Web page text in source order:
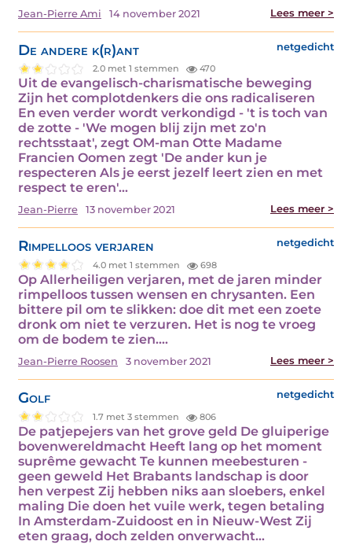
Jean-Pierre Ami 14 november 2021 Lees meer >
De andere k(r)ant netgedicht
2.0 met 1 stemmen 470
Uit de evangelisch-charismatische beweging
Zijn het complotdenkers die ons radicaliseren
En even verder wordt verkondigd - 't is toch van
de zotte - 'We mogen blij zijn met zo'n
rechtsstaat', zegt OM-man Otte Madame
Francien Oomen zegt 'De ander kun je
respecteren Als je eerst jezelf leert zien en met
respect te eren'…
Jean-Pierre 13 november 2021 Lees meer >
Rimpelloos verjaren netgedicht
4.0 met 1 stemmen 698
Op Allerheiligen verjaren, met de jaren minder
rimpelloos tussen wensen en chrysanten. Een
bittere pil om te slikken: doe dit met een zoete
dronk om niet te verzuren. Het is nog te vroeg
om de bodem te zien.…
Jean-Pierre Roosen 3 november 2021 Lees meer >
Golf netgedicht
1.7 met 3 stemmen 806
De patjepejers van het grove geld De gluiperige
bovenwereldmacht Heeft lang op het moment
suprême gewacht Te kunnen meebesturen -
geen geweld Het Brabants landschap is door
hen verpest Zij hebben niks aan sloebers, enkel
maling Die doen het vuile werk, tegen betaling
In Amsterdam-Zuidoost en in Nieuw-West Zij
eten graag, doch zelden onverwacht…